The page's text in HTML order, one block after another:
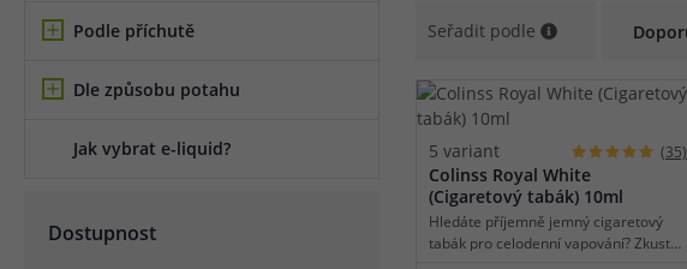
Článek: Vybíráme e-liquid, aneb co potřebujete při nákupu vědět
Podle příchutě
Dle způsobu potahu
Jak vybrat e-liquid?
Dostupnost
Seřadit podle
5 variant (35)
Colinss Royal White
(Cigaretový tabák) 10ml
Hledáte příjemně jemný cigaretový
tabák pro celodenní vapování? Zkuste